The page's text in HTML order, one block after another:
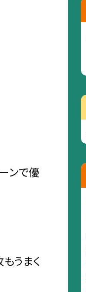
ンで優
うまく